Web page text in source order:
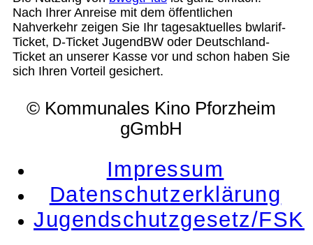
Nach Ihrer Anreise mit dem öffentlichen
Nahverkehr zeigen Sie Ihr tagesaktuelles bwlarif-
Ticket, D-Ticket JugendBW oder Deutschland-
Ticket an unserer Kasse vor und schon haben Sie
sich Ihren Vorteil gesichert.
© Kommunales Kino Pforzheim
gGmbH
Impressum
Datenschutzerklärung
Jugendschutzgesetz/FSK